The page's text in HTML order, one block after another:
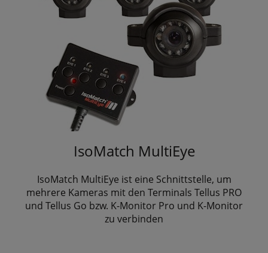
IsoMatch MultiEye
IsoMatch MultiEye ist eine Schnittstelle, um
mehrere Kameras mit den Terminals Tellus PRO
und Tellus Go bzw. K-Monitor Pro und K-Monitor
zu verbinden